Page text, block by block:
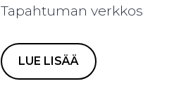
Tapahtuman verkkos
LUE LISÄÄ